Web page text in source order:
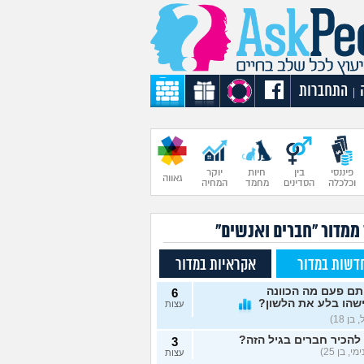
התחברות
פיננסי
וכלכלה
בין
הסדינים
חיות
מחמד
יוקר
המחיה
גאווה
ממדור "חברים ואנשים"
במדור אקראיות במדור
פעם מה הכוונה
בלע את הלשון?
18)
6
עצות
להכיר חברים בגיל הזה?
בן 25)
3
עצות